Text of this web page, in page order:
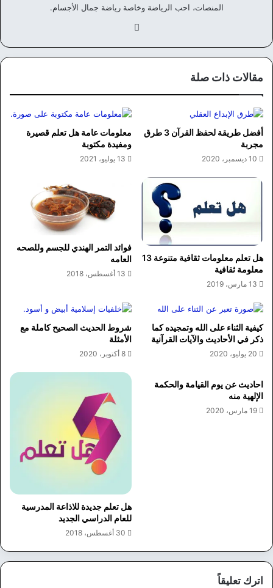
المنصات، احب الرياضة وخاصة رياضة جمال الأجسام.
وك
مقالات ذات صلة
أفضل طريقة لحفظ القرآن 3 طرق
مجربة
10 ديسمبر، 2020
معلومات عامة هل تعلم قصيرة
ومفيدة مكتوبة
13 يوليو، 2021
هل تعلم معلومات ثقافية متنوعة 13
معلومة ثقافية
13 مارس، 2019
فوائد التمر الهندي للجسم وللصحه
العامه
13 أغسطس، 2018
كيفية الثناء على الله وتمجيده كما
ذكر في الأحاديث والآيات القرآنية
20 يوليو، 2020
شروط الحديث الصحيح كاملة مع
الأمثلة
8 أكتوبر، 2020
احاديث عن يوم القيامة والحكمة
الإلهية منه
19 مارس، 2020
هل تعلم جديدة للاذاعة المدرسية
للعام الدراسي الجديد
30 أغسطس، 2018
اترك تعليقاً